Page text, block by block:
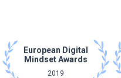
European Digital
Mindset Awards
2019